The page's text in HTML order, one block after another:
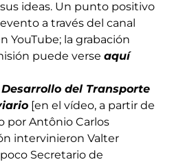
ideas. Un punto positivo
a través del canal
YouTube; la grabación
puede verse aquí
Desarrollo del Transporte
[en el vídeo, a partir de
por Antônio Carlos
intervinieron Valter
Secretario de